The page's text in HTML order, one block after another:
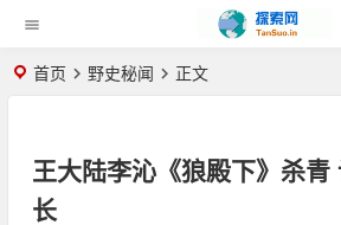
首页 野史秘闻 正文
王大陆李沁《狼殿下》杀青
长